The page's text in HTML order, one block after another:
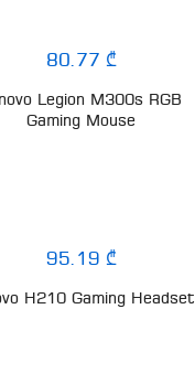
80.77 ₾
Legion M300s RGB
Gaming Mouse
95.19 ₾
H210 Gaming Headset